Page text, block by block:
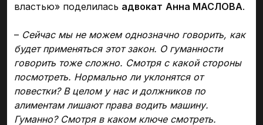
властью» поделилась адвокат Анна МАСЛОВА.
– Сейчас мы не можем однозначно говорить, как
будет применяться этот закон. О гуманности
говорить тоже сложно. Смотря с какой стороны
посмотреть. Нормально ли уклонятся от
повестки? В целом у нас и должников по
алиментам лишают права водить машину.
Гуманно? Смотря в каком ключе смотреть.